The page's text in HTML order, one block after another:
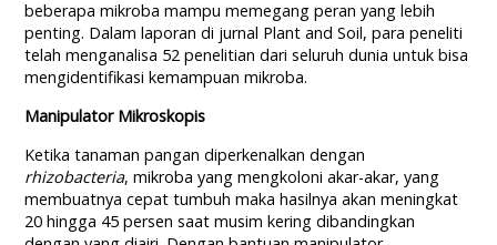
beberapa mikroba mampu memegang peran yang lebih
penting. Dalam laporan di jurnal Plant and Soil, para peneliti
telah menganalisa 52 penelitian dari seluruh dunia untuk bisa
mengidentifikasi kemampuan mikroba.
Manipulator Mikroskopis
Ketika tanaman pangan diperkenalkan dengan
rhizobacteria, mikroba yang mengkoloni akar-akar, yang
membuatnya cepat tumbuh maka hasilnya akan meningkat
20 hingga 45 persen saat musim kering dibandingkan